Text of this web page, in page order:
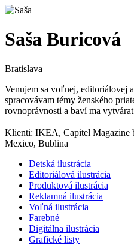
Saša Buricová
Bratislava
Venujem sa voľnej, editoriálovej
spracovávam témy ženského
rovnoprávnosti a baví ma
Klienti: IKEA, Capitel Magazine
Mexico, Bublina
Detská ilustrácia
Editoriálová ilustrácia
Produktová ilustrácia
Reklamná ilustrácia
Voľná ilustrácia
Farebné
Digitálna ilustrácia
Grafické listy